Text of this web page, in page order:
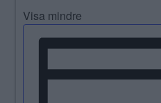
Visa mindre